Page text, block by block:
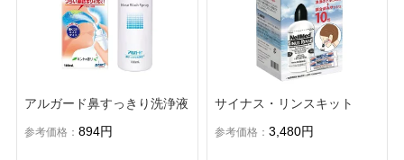
アルガード鼻すっきり洗浄液
参考価格：894円
サイナス・リンスキット
参考価格： 3,480円